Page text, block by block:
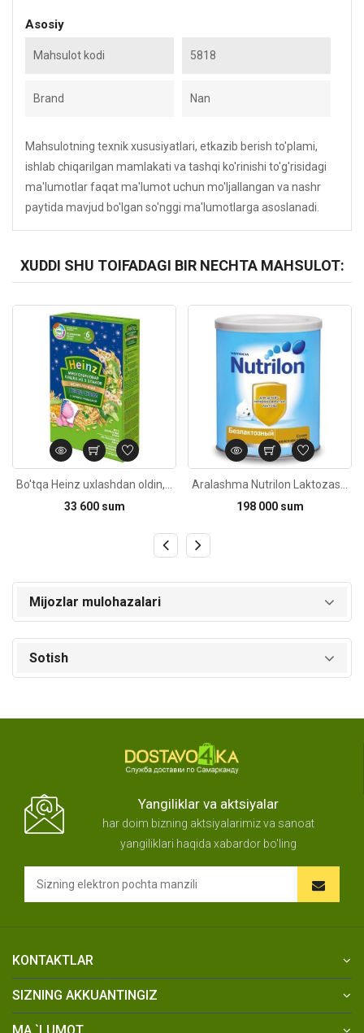
Asosiy
Mahsulot kodi 5818
Brand Nan
Mahsulotning texnik xususiyatlari, etkazib berish to'plami,
ishlab chiqarilgan mamlakati va tashqi ko'rinishi to'g'risidagi
ma'lumotlar faqat ma'lumot uchun mo'ljallangan va nashr
paytida mavjud bo'lgan so'nggi ma'lumotlarga asoslanadi.
XUDDI SHU TOIFADAGI BIR NECHTA MAHSULOT:
33 600 sum
Kod: 2909
198 000 sum
Kod: 5157
Mijozlar mulohazalari
Sotish
Yangiliklar va aktsiyalar
har doim bizning aktsiyalarimiz va sanoat
yangiliklari haqida xabardor bo'ling
KONTAKTLAR
SIZNING AKKUANTINGIZ
MA `LUMOT